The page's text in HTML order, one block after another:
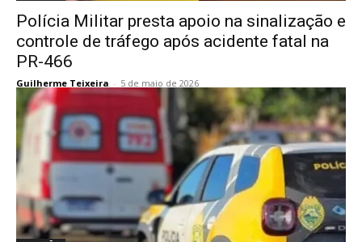
Polícia Militar presta apoio na sinalização e
controle de tráfego após acidente fatal na
PR-466
Guilherme Teixeira - 5 de maio de 2026